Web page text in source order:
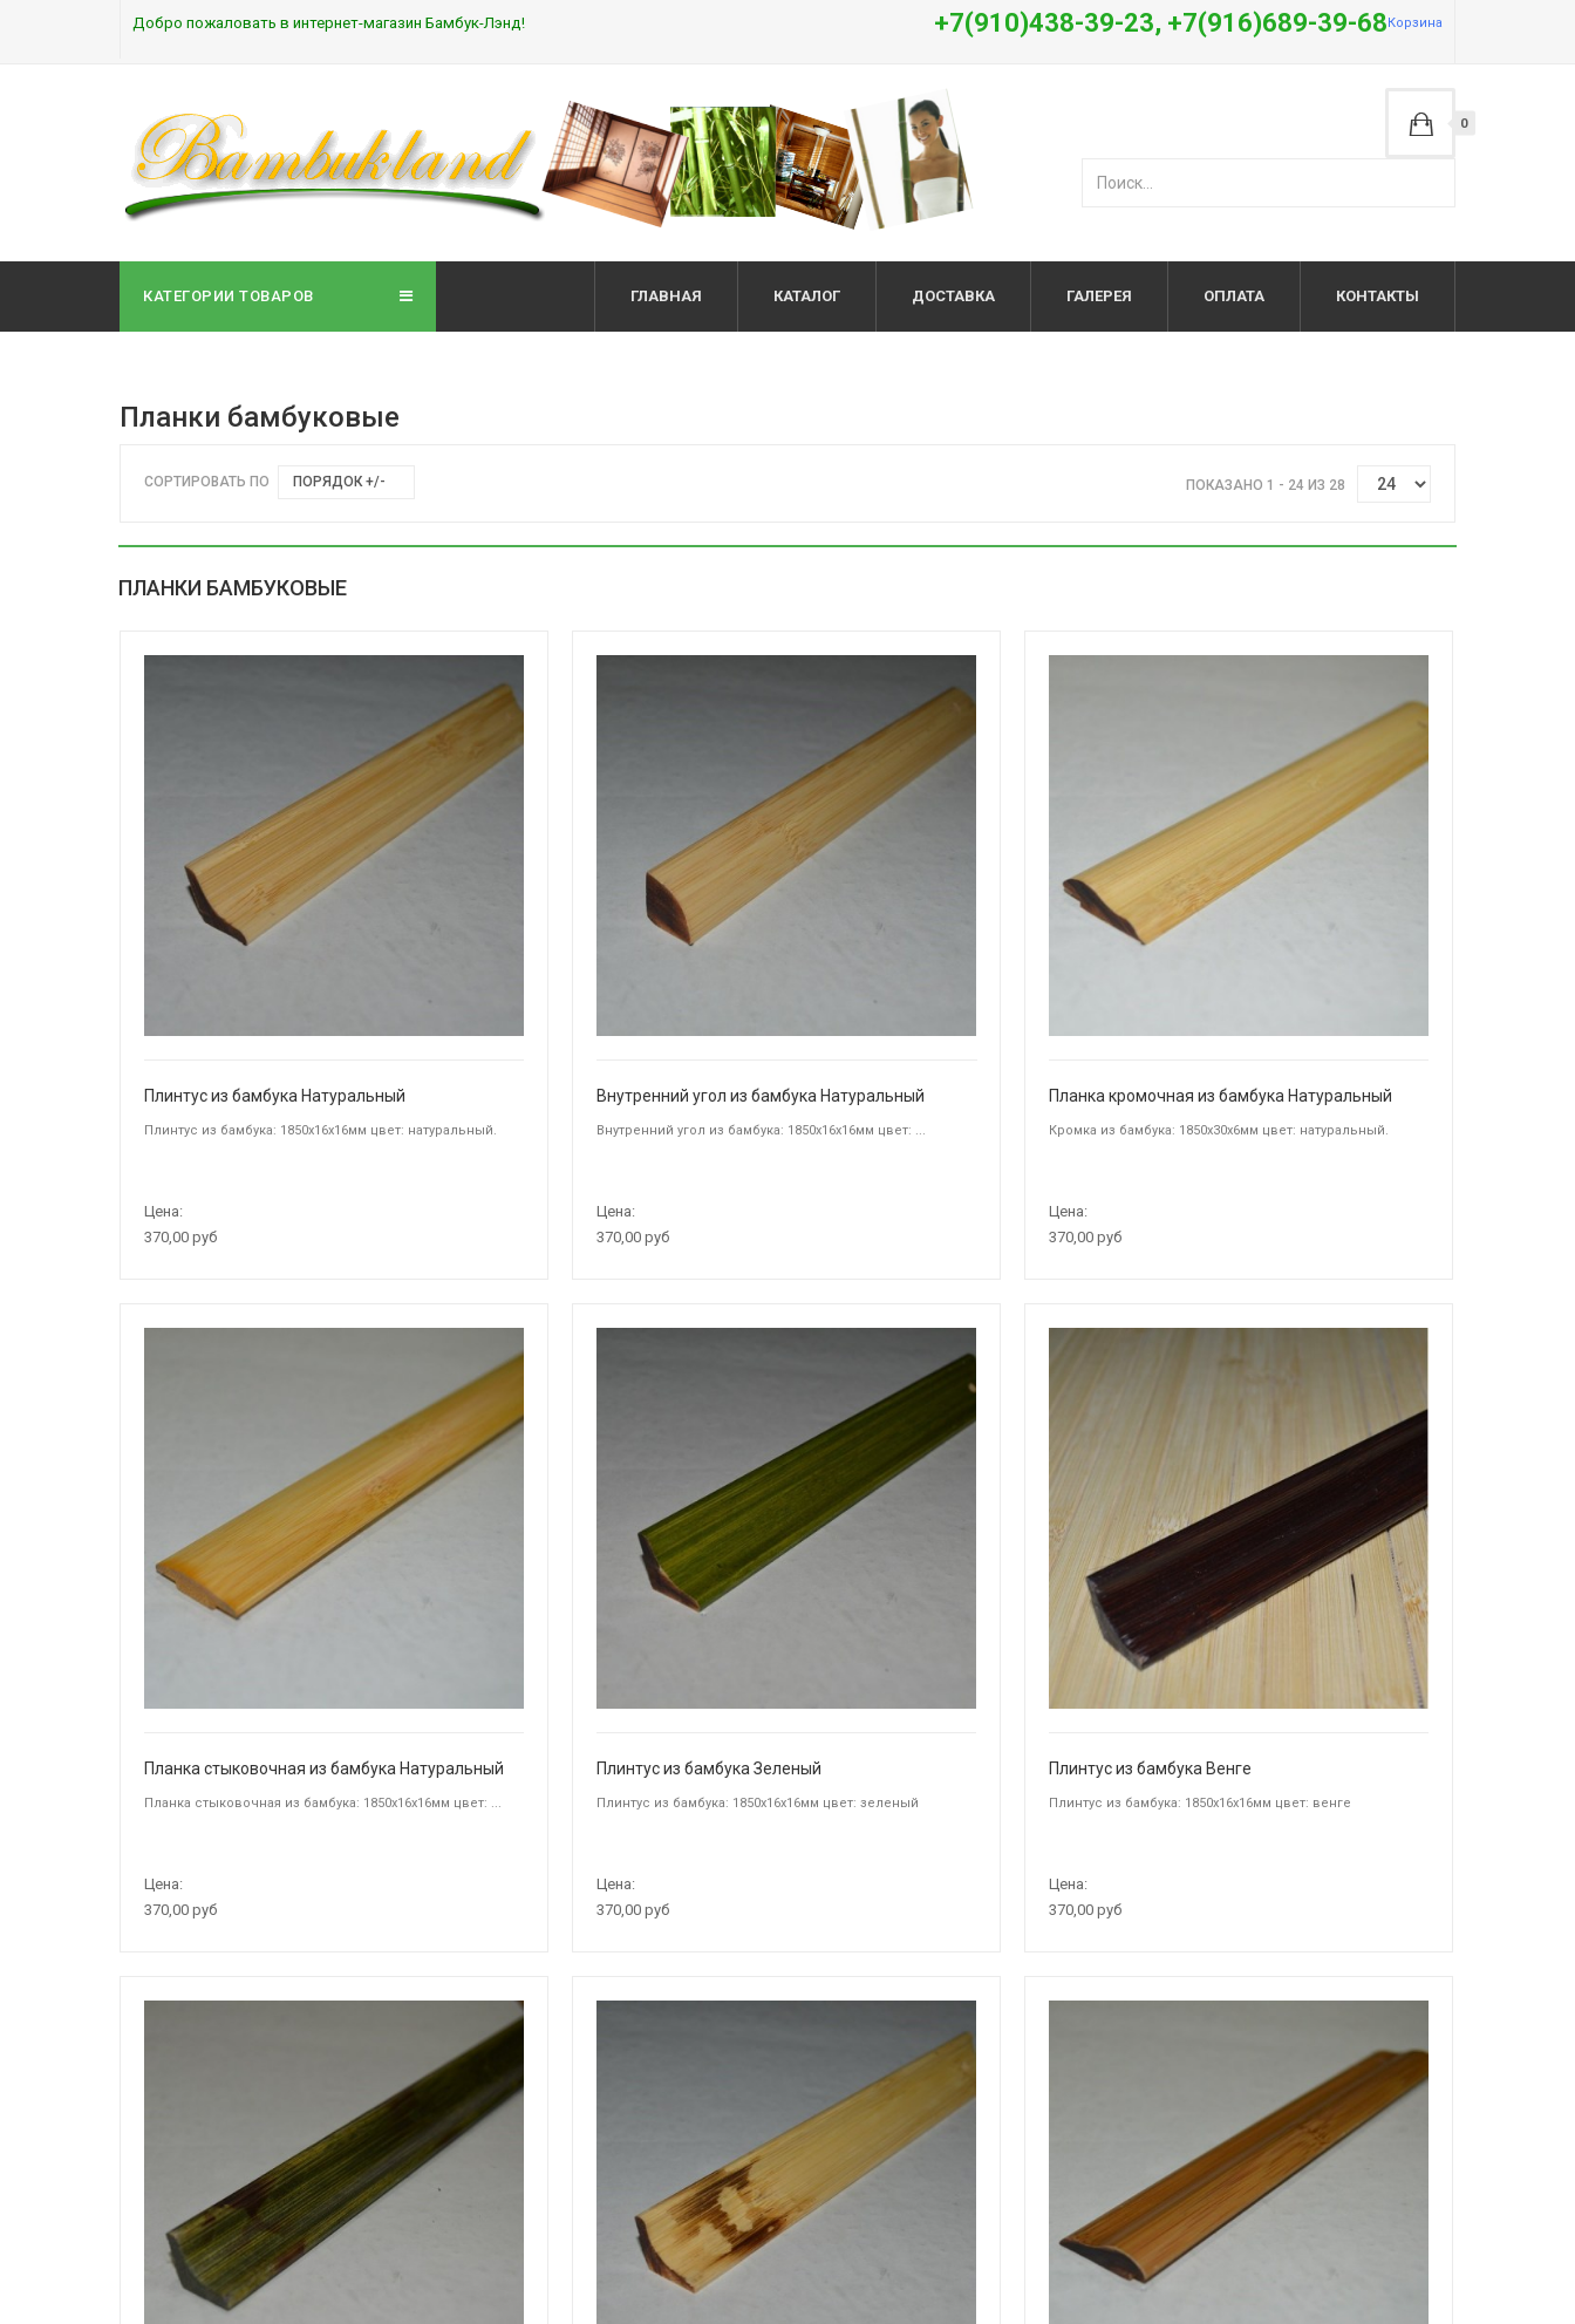
Добро пожаловать в интернет-магазин Бамбук-Лэнд! Корзина
+7(910)438-39-23, +7(916)689-39-68
0
КАТЕГОРИИ ТОВАРОВ ГЛАВНАЯ КАТАЛОГ ДОСТАВКА ГАЛЕРЕЯ ОПЛАТА КОНТАКТЫ
Планки бамбуковые
СОРТИРОВАТЬ ПО ПОРЯДОК +/- ПОКАЗАНО 1 - 24 ИЗ 28
ПЛАНКИ БАМБУКОВЫЕ
Плинтус из бамбука Натуральный
Плинтус из бамбука: 1850х16х16мм цвет: натуральный.
Цена:
370,00 руб
Внутренний угол из бамбука Натуральный
Внутренний угол из бамбука: 1850х16х16мм цвет: ...
Цена:
370,00 руб
Планка кромочная из бамбука Натуральный
Кромка из бамбука: 1850х30х6мм цвет: натуральный.
Цена:
370,00 руб
Планка стыковочная из бамбука Натуральный
Планка стыковочная из бамбука: 1850х16х16мм цвет: ...
Цена:
370,00 руб
Плинтус из бамбука Зеленый
Плинтус из бамбука: 1850х16х16мм цвет: зеленый
Цена:
370,00 руб
Плинтус из бамбука Венге
Плинтус из бамбука: 1850х16х16мм цвет: венге
Цена:
370,00 руб